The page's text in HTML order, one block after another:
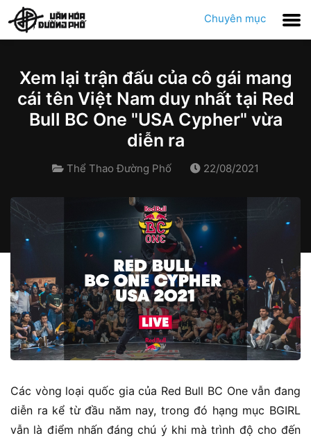
Chuyên mục
Xem lại trận đấu của cô gái mang
cái tên Việt Nam duy nhất tại Red
Bull BC One "USA Cypher" vừa
diễn ra
Thể Thao Đường Phố 22/08/2021
Các vòng loại quốc gia của Red Bull BC One vẫn đang
diễn ra kể từ đầu năm nay, trong đó hạng mục BGIRL
vẫn là điểm nhấn đáng chú ý khi mà trình độ cho đến